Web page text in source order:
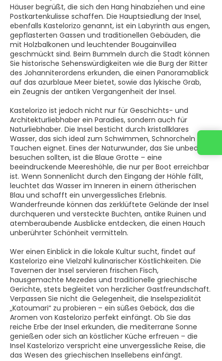
Häuser begrüßt, die sich den Hang hinabziehen und eine
Postkartenkulisse schaffen. Die Hauptsiedlung der Insel,
ebenfalls Kastelorizo genannt, ist ein Labyrinth aus engen,
gepflasterten Gassen und traditionellen Gebäuden, die
mit Holzbalkonen und leuchtender Bougainvillea
geschmückt sind. Beim Bummeln durch die Stadt können
Sie historische Sehenswürdigkeiten wie die Burg der Ritter
des Johanniterordens erkunden, die einen Panoramablick
auf das azurblaue Meer bietet, sowie das lykische Grab,
ein Zeugnis der antiken Vergangenheit der Insel.
Kastelorizo ist jedoch nicht nur für Geschichts- und
Architekturliebhaber ein Paradies, sondern auch für
Naturliebhaber. Die Insel besticht durch kristallklares
Wasser, das sich ideal zum Schwimmen, Schnorcheln und
Tauchen eignet. Eines der Naturwunder, das Sie unbedingt
besuchen sollten, ist die Blaue Grotte – eine
beeindruckende Meereshöhle, die nur per Boot erreichbar
ist. Wenn Sonnenlicht durch den Eingang der Höhle fällt,
leuchtet das Wasser im Inneren in einem ätherischen
Blau und schafft ein unvergessliches Erlebnis.
Wanderfreunde können das zerklüftete Gelände der Insel
durchqueren und versteckte Buchten, antike Ruinen und
atemberaubende Ausblicke entdecken, die einen Hauch
unberührter Schönheit vermitteln.
Wer einen Einblick in die lokale Kultur sucht, findet auf
Kastelorizo eine Vielzahl kulinarischer Köstlichkeiten. Die
Tavernen der Insel servieren frischen Fisch,
hausgemachte Mezedes und traditionelle griechische
Gerichte, stets begleitet von herzlicher Gastfreundschaft.
Verpassen Sie nicht die Gelegenheit, die Inselspezialität
„Katoumari“ zu probieren – ein süßes Gebäck, das die
Aromen von Kastelorizo perfekt einfängt. Ob Sie das
reiche Erbe der Insel erkunden, die mediterrane Sonne
genießen oder sich an köstlicher Küche erfreuen – die
Insel Kastelorizo verspricht eine unvergessliche Reise, die
das Wesen des griechischen Insellebens einfängt.